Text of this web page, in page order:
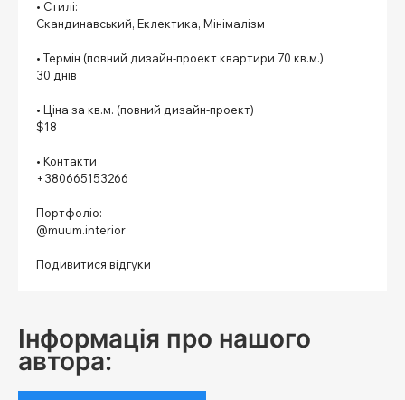
• Стилі:
Скандинавський, Еклектика, Мінімалізм
• Термін (повний дизайн-проект квартири 70 кв.м.)
30 днів
• Ціна за кв.м. (повний дизайн-проект)
$18
• Контакти
+380665153266
Портфоліо:
@muum.interior
Подивитися відгуки
Інформація про нашого
автора: